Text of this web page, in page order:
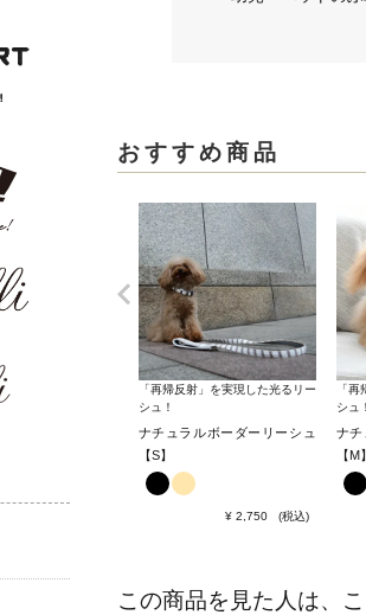
おすすめ商品
「再帰反射」を実現した光るリー
シュ！
ナチュラルボーダーリーシュ
【S】
¥ 2,750 税込
「
シュ！
ナチ
【M】
この商品を見た人は、